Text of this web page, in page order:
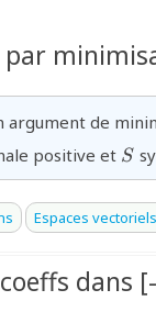
argument de
positive et {S}
S
Espaces
dans